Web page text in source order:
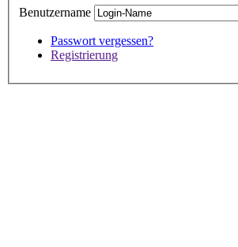
Benutzername
Passwort vergessen?
Registrierung